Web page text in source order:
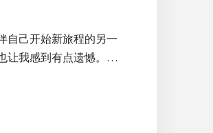
自己开始新旅程的另一
让我感到有点遗憾。…